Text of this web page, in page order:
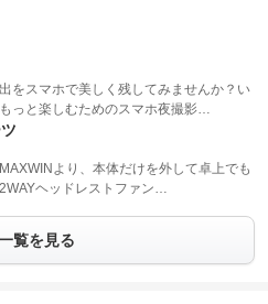
をスマホで美しく残してみませんか？い
っと楽しむためのスマホ夜撮影…
より、本体だけを外して卓上でも
ヘッドレストファン…
覧を見る